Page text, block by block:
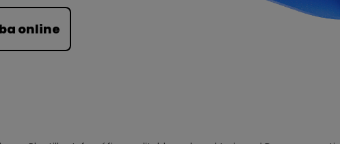
EdrawMind >
online